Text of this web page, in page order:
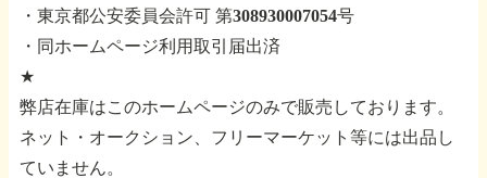
・東京都公安委員会許可 第308930007054号
・同ホームページ利用取引届出済
★
弊店在庫はこのホームページのみで販売しております。
ネット・オークション、フリーマーケット等には出品し
ていません。